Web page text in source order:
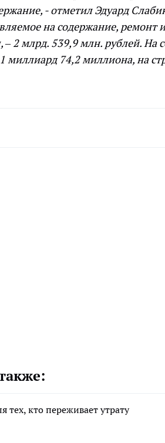
- отметил Эдуард
на содержание, ремонт и
– 2 млрд. 539,9 млн. рублей. На
74,2 миллиона, на
тех, кто переживает утрату